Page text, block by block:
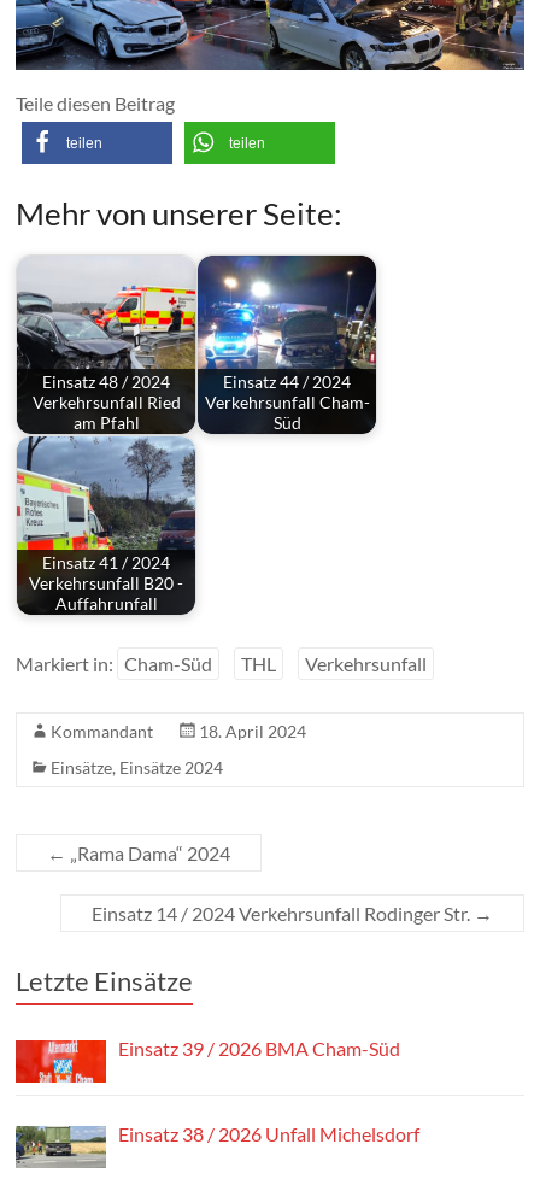
Teile diesen Beitrag
teilen teilen
Mehr von unserer Seite:
Einsatz 48 / 2024
Verkehrsunfall Ried
am Pfahl
Einsatz 44 / 2024
Verkehrsunfall Cham-
Süd
Einsatz 41 / 2024
Verkehrsunfall B20 -
Auffahrunfall
Markiert in: Cham-Süd THL Verkehrsunfall
Kommandant
18. April 2024
Einsätze, Einsätze 2024
← „Rama Dama“ 2024
Einsatz 14 / 2024 Verkehrsunfall Rodinger Str. →
Letzte Einsätze
Einsatz 39 / 2026 BMA Cham-Süd
Einsatz 38 / 2026 Unfall Michelsdorf